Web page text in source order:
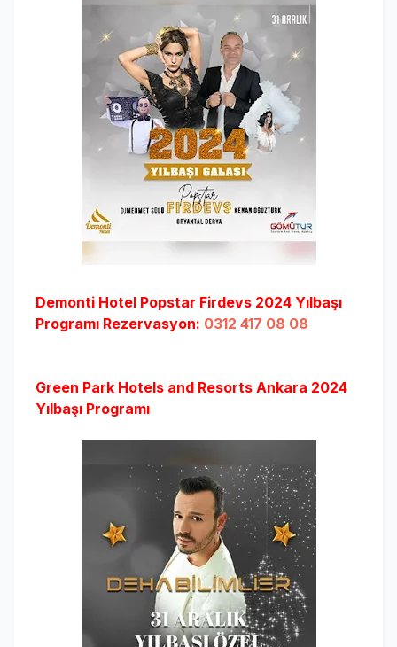
Demonti Hotel Popstar Firdevs 2024 Yılbaşı
Programı Rezervasyon: 0312 417 08 08
Green Park Hotels and Resorts Ankara 2024
Yılbaşı Programı